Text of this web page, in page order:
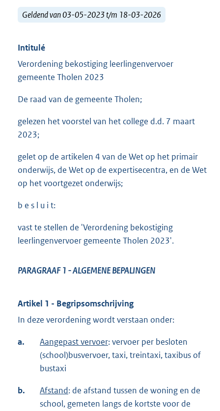
Geldend van 03-05-2023 t/m 18-03-2026
Intitulé
Verordening bekostiging leerlingenvervoer
gemeente Tholen 2023
De raad van de gemeente Tholen;
gelezen het voorstel van het college d.d. 7 maart
2023;
gelet op de artikelen 4 van de Wet op het primair
onderwijs, de Wet op de expertisecentra, en de Wet
op het voortgezet onderwijs;
b e s l u i t:
vast te stellen de 'Verordening bekostiging
leerlingenvervoer gemeente Tholen 2023'.
PARAGRAAF 1 - ALGEMENE BEPALINGEN
Artikel 1 - Begripsomschrijving
In deze verordening wordt verstaan onder:
a. Aangepast vervoer: vervoer per besloten
(school)busvervoer, taxi, treintaxi, taxibus of
bustaxi
b. Afstand: de afstand tussen de woning en de
school, gemeten langs de kortste voor de